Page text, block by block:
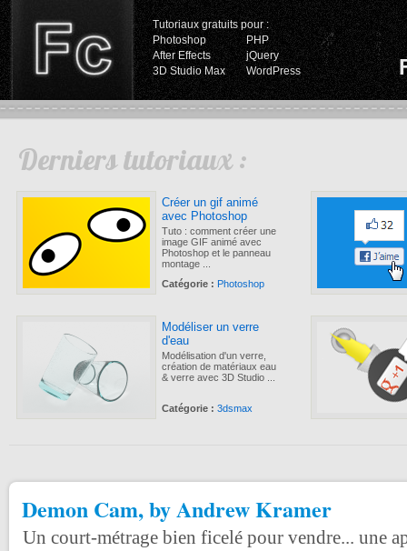
Tutoriaux gratuits pour :
Photoshop
PHP
After Effects
jQuery
3D Studio Max
WordPress
Derniers tutoriaux :
Créer un gif animé
avec Photoshop
Tuto : comment créer une
image GIF animé avec
Photoshop et le panneau
montage ...
Catégorie : Photoshop
Modéliser un verre
d'eau
Modélisation d'un verre,
création de matériaux eau
& verre avec 3D Studio ...
Catégorie : 3dsmax
Demon Cam, by Andrew Kramer
Un court-métrage bien ficelé pour vendre... une